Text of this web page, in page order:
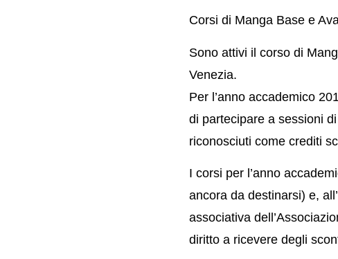
Corsi di Manga Base e
Sono attivi il corso di
Venezia.
Per l’anno accademico
di partecipare a sessioni
riconosciuti come crediti
I corsi per l’anno
ancora da destinarsi) e,
associativa
diritto a ricevere degli